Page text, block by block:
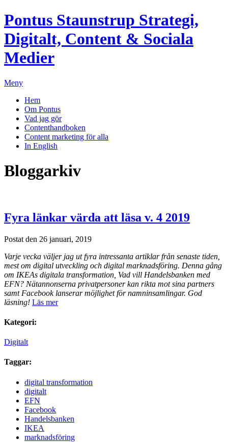
Pontus Staunstrup Strategi,
Digitalt, Content & Sociala
Medier
Meny
Hem
Om Pontus
Vad jag gör
Contenthandboken
Content marketing för alla
In English
Bloggarkiv
Fyra länkar värda att läsa v. 4 2019
Postat den 26 januari, 2019
Varje vecka väljer jag ut fyra intressanta artiklar från senaste tiden,
mest om digital utveckling och digital marknadsföring. Denna gång
om IKEAs digitala transformation, Vad vill Handelsbanken med
EFN? Nätannonserna privatpersoner kan rikta mot sina partners
samt Facebook lanserar möjlighet för namninsamlingar. God
läsning! Läs mer
Kategori:
Digitalt
Taggar:
digital transformation
digitalt
EFN
Facebook
Handelsbanken
IKEA
marknadsföring